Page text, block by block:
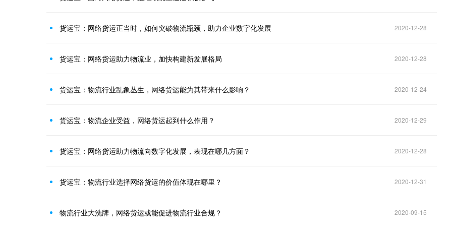
货运宝：网络货运正当时，如何突破物流瓶颈，助力企业数字化发展 2020-12-28
货运宝：网络货运助力物流业，加快构建新发展格局 2020-12-28
货运宝：物流行业乱象丛生，网络货运能为其带来什么影响？ 2020-12-24
货运宝：物流企业受益，网络货运起到什么作用？ 2020-12-29
货运宝：网络货运助力物流向数字化发展，表现在哪几方面？ 2020-12-28
货运宝：物流行业选择网络货运的价值体现在哪里？ 2020-12-31
物流行业大洗牌，网络货运或能促进物流行业合规？ 2020-09-15